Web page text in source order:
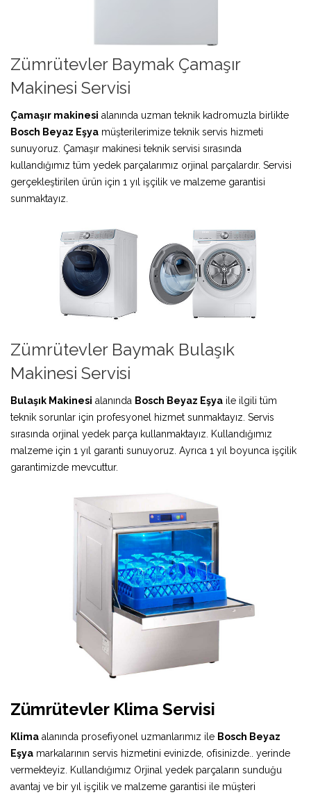
Zümrütevler Baymak Çamaşır
Makinesi Servisi
Çamaşır makinesi alanında uzman teknik kadromuzla birlikte
Bosch Beyaz Eşya müşterilerimize teknik servis hizmeti
sunuyoruz. Çamaşır makinesi teknik servisi sırasında
kullandığımız tüm yedek parçalarımız orjinal parçalardır. Servisi
gerçekleştirilen ürün için 1 yıl işçilik ve malzeme garantisi
sunmaktayız.
Zümrütevler Baymak Bulaşık
Makinesi Servisi
Bulaşık Makinesi alanında Bosch Beyaz Eşya ile ilgili tüm
teknik sorunlar için profesyonel hizmet sunmaktayız. Servis
sırasında orjinal yedek parça kullanmaktayız. Kullandığımız
malzeme için 1 yıl garanti sunuyoruz. Ayrıca 1 yıl boyunca işçilik
garantimizde mevcuttur.
Zümrütevler Klima Servisi
Klima alanında prosefiyonel uzmanlarımız ile Bosch Beyaz
Eşya markalarının servis hizmetini evinizde, ofisinizde.. yerinde
vermekteyiz. Kullandığımız Orjinal yedek parçaların sunduğu
avantaj ve bir yıl işçilik ve malzeme garantisi ile müşteri